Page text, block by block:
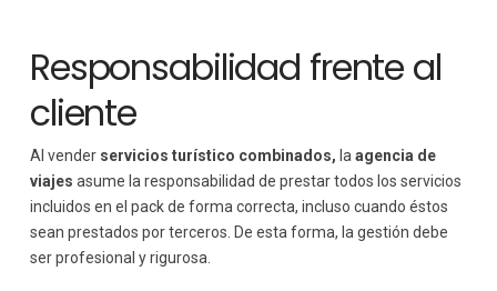
Responsabilidad frente al
cliente
Al vender servicios turístico combinados, la agencia de
viajes asume la responsabilidad de prestar todos los servicios
incluidos en el pack de forma correcta, incluso cuando éstos
sean prestados por terceros. De esta forma, la gestión debe
ser profesional y rigurosa.